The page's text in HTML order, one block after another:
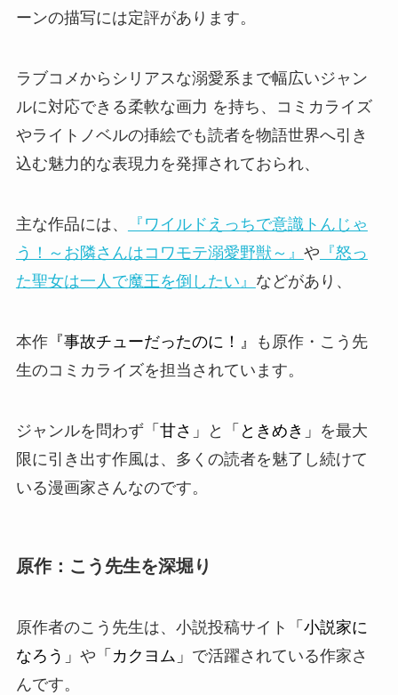
ーンの描写には定評があります。
ラブコメからシリアスな溺愛系まで幅広いジャン
ルに対応できる柔軟な画力 を持ち、コミカライズ
やライトノベルの挿絵でも読者を物語世界へ引き
込む魅力的な表現力を発揮されておられ、
主な作品には、
『ワイルドえっちで意識トんじゃ
う！～お隣さんはコワモテ溺愛野獣～』 や 『怒っ
た聖女は一人で魔王を倒したい』 などがあり、
本作『事故チューだったのに！』
も原作・こう先
生のコミカライズを担当されています。
ジャンルを問わず「甘さ」 と 「ときめき」 を最大
限に引き出す作風は、多くの読者を魅了し続けて
いる漫画家さんなのです。
原作：こう先生を深堀り
原作者のこう 先生は、小説投稿サイト
「小説家に
なろう」 や 「カクヨム」 で活躍されている作家さ
んです。